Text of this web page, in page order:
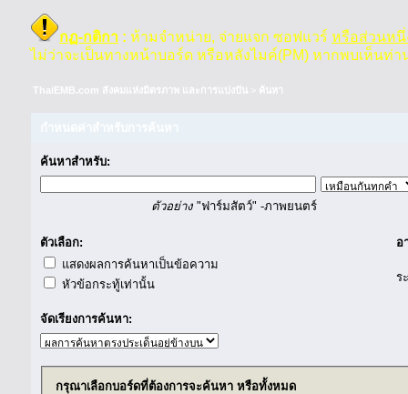
กฏ-กติกา : ห้ามจำหน่าย, จ่ายแจก ซอฟแวร์ หรือส่วนหนึ่
ไม่ว่าจะเป็นทางหน้าบอร์ด หรือหลังไมค์(PM) หากพบเห็นท่า
ThaiEMB.com สังคมแห่งมิตรภาพ และการแบ่งปัน ค้นหา
ค้นหาสำหรับ:
ตัวอย่าง "ฟาร์มสัตว์" -ภาพยนตร์
อ
ร
ตัวเลือก:
แสดงผลการค้นหาเป็นข้อความ
หัวข้อกระทู้เท่านั้น
จัดเรียงการค้นหา:
กรุณาเลือกบอร์ดที่ต้องการจะค้นหา หรือทั้งหมด